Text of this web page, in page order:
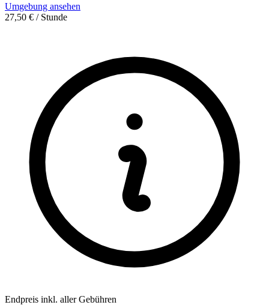
Umgebung ansehen
27,50 € / Stunde
Endpreis inkl. aller Gebühren